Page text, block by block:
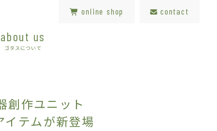
about us
ゴタスについて
online shop contact
創作ユニット
イテムが新登場